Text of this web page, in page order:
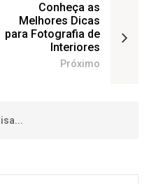
Conheça as
Melhores Dicas
para Fotografia de
Interiores
Próximo